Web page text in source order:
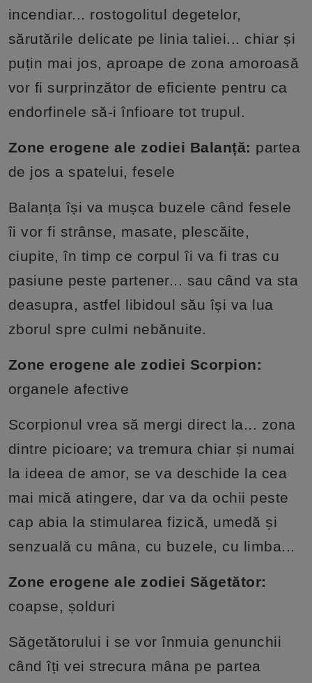
incendiar... rostogolitul degetelor,
sărutările delicate pe linia taliei... chiar și
puțin mai jos, aproape de zona amoroasă
vor fi surprinzător de eficiente pentru ca
endorfinele să-i înfioare tot trupul.
Zone erogene ale zodiei Balanță: partea
de jos a spatelui, fesele
Balanța își va mușca buzele când fesele
îi vor fi strânse, masate, plescăite,
ciupite, în timp ce corpul îi va fi tras cu
pasiune peste partener... sau când va sta
deasupra, astfel libidoul său își va lua
zborul spre culmi nebănuite.
Zone erogene ale zodiei Scorpion:
organele afective
Scorpionul vrea să mergi direct la... zona
dintre picioare; va tremura chiar și numai
la ideea de amor, se va deschide la cea
mai mică atingere, dar va da ochii peste
cap abia la stimularea fizică, umedă și
senzuală cu mâna, cu buzele, cu limba...
Zone erogene ale zodiei Săgetător:
coapse, șolduri
Săgetătorului i se vor înmuia genunchii
când îți vei strecura mâna pe partea